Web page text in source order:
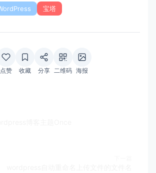
宝塔
点赞 收藏 分享 二维码 海报